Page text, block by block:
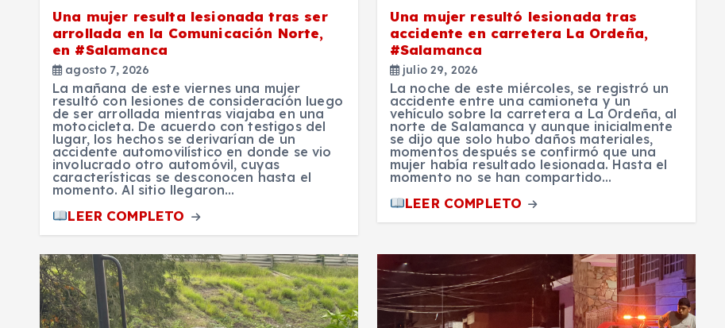
Una mujer resulta lesionada tras ser
arrollada en la Comunicación Norte,
en #Salamanca
agosto 7, 2026
La mañana de este viernes una mujer
resultó con lesiones de consideración luego
de ser arrollada mientras viajaba en una
motocicleta. De acuerdo con testigos del
lugar, los hechos se derivarían de un
accidente automovilístico en donde se vio
involucrado otro automóvil, cuyas
características se desconocen hasta el
momento. Al sitio llegaron…
LEER COMPLETO
Una mujer resultó lesionada tras
accidente en carretera La Ordeña,
#Salamanca
julio 29, 2026
La noche de este miércoles, se registró un
accidente entre una camioneta y un
vehículo sobre la carretera a La Ordeña, al
norte de Salamanca y aunque inicialmente
se dijo que solo hubo daños materiales,
momentos después se confirmó que una
mujer había resultado lesionada. Hasta el
momento no se han compartido…
LEER COMPLETO